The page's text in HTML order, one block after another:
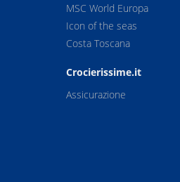
MSC World Europa
Icon of the seas
Costa Toscana
Crocierissime.it
Assicurazione